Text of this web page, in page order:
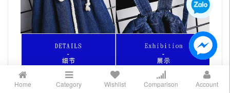
Home Category Wishlist Comparison Account